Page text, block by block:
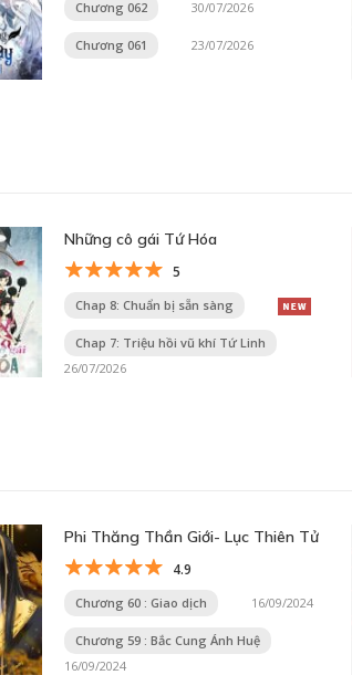
Chương 062 30/07/2026
Chương 061 23/07/2026
Những cô gái Tứ Hóa
5
Chap 8: Chuẩn bị sẵn sàng
Chap 7: Triệu hồi vũ khí Tứ Linh
26/07/2026
Phi Thăng Thần Giới- Lục Thiên Tử
4.9
Chương 60 : Giao dịch 16/09/2024
Chương 59 : Bắc Cung Ánh Huệ
16/09/2024